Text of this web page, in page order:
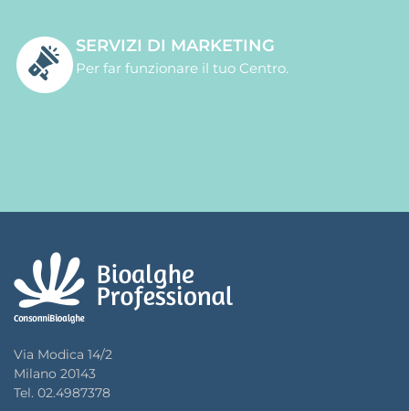
SERVIZI DI MARKETING
Per far funzionare il tuo Centro.
Via Modica 14/2
Milano 20143
Tel. 02.4987378